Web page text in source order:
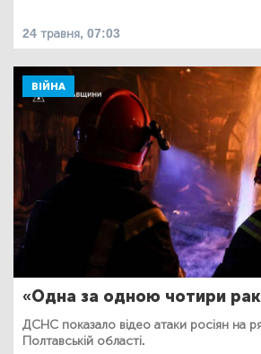
24 травня, 07:03
ВІЙНА
«Одна за одною чотири
ДСНС показало відео атаки росіян на
Полтавській області.